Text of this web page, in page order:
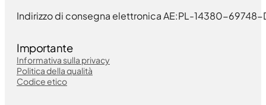
Indirizzo di consegna elettronica AE:PL-14380-69748-
Importante
Informativa sulla privacy
Politica della qualità
Codice etico